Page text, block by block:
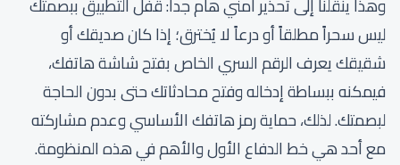
وهذا ينقلنا إلى تحذير أمني هام جداً: قفل التطبيق ببصمتك
ليس سحراً مطلقاً أو درعاً لا يُخترق؛ إذا كان صديقك أو
شقيقك يعرف الرقم السري الخاص بفتح شاشة هاتفك،
فيمكنه ببساطة إدخاله وفتح محادثاتك حتى بدون الحاجة
لبصمتك. لذلك، حماية رمز هاتفك الأساسي وعدم مشاركته
مع أحد هي خط الدفاع الأول والأهم في هذه المنظومة.